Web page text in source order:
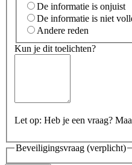
De informatie is onjuist
De informatie is niet
Andere reden
Kun je dit toelichten?
Let op: Heb je een vraag?
Beveiligingsvraag (verplicht)